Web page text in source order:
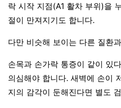
락 시작 지점(A1 활차 부위)을
절이 만져지기도 합니다.
다만 비슷해 보이는 다른 질환
손목과 손가락 통증이 같이 있
의심해야 합니다. 새벽에 손이
지의 감각이 둔해진다면 별도